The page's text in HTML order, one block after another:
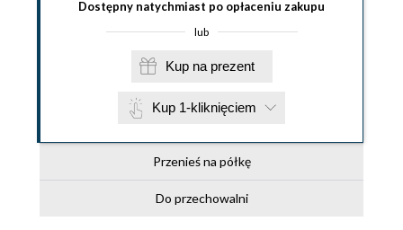
Dostępny natychmiast po opłaceniu zakupu
lub
Kup na prezent
Kup 1-kliknięciem
Przenieś na półkę
Do przechowalni